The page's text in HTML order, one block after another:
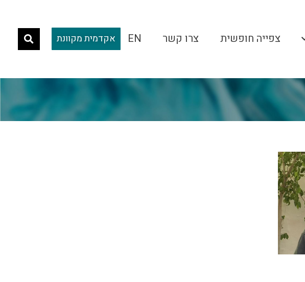
צפייה חופשית צרו קשר EN אקדמית מקוונת